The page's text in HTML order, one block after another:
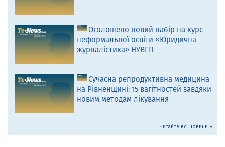
Оголошено новий набір на курс
неформальної освіти «Юридична
журналістика» НУВГП
Сучасна репродуктивна медицина
на Рівненщині: 15 вагітностей завдяки
новим методам лікування
Читайте всі новини »